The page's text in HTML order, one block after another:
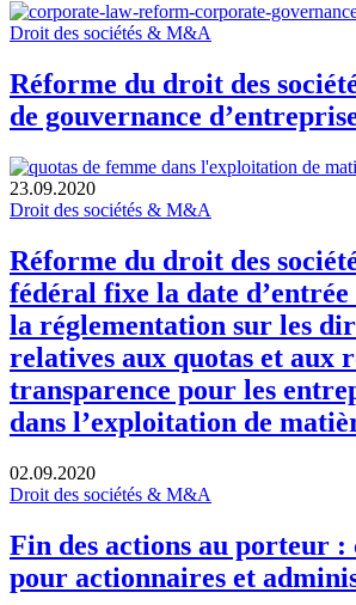
Droit des sociétés & M&A
Réforme du droit des
de gouvernance
23.09.2020
Droit des sociétés & M&A
Réforme du droit des
fédéral fixe la date
la réglementation sur les
relatives aux quotas et aux
transparence pour les
dans l’exploitation de
02.09.2020
Droit des sociétés & M&A
Fin des actions au porteur :
pour actionnaires et